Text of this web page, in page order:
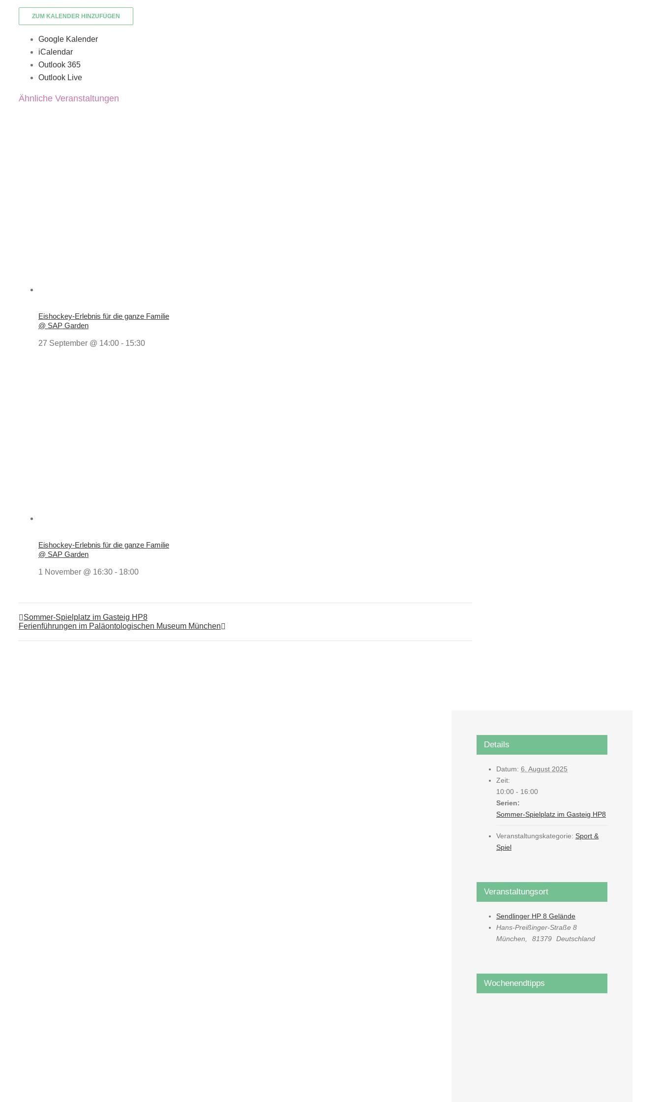
ZUM KALENDER HINZUFÜGEN
Google Kalender
iCalendar
Outlook 365
Outlook Live
Ähnliche Veranstaltungen
Eishockey-Erlebnis für die ganze Familie
@ SAP Garden
27 September @ 14:00 - 15:30
Eishockey-Erlebnis für die ganze Familie
@ SAP Garden
1 November @ 16:30 - 18:00
Sommer-Spielplatz im Gasteig HP8
Ferienführungen im Paläontologischen Museum München
Details
Datum: 6. August 2025
Zeit:
10:00 - 16:00
Serien:
Sommer-Spielplatz im Gasteig HP8
Veranstaltungskategorie: Sport &
Spiel
Veranstaltungsort
Sendlinger HP 8 Gelände
Hans-Preißinger-Straße 8
München, 81379 Deutschland
Wochenendtipps